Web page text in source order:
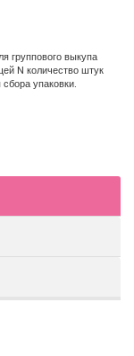
группового выкупа
N количество штук
упаковки.